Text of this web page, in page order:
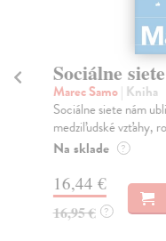
Sociálne
Marec Samo| Kniha
Sociálne siete nám
medziľudské vzťahy,
Na sklade ?
16,44 €
16,95 € ?